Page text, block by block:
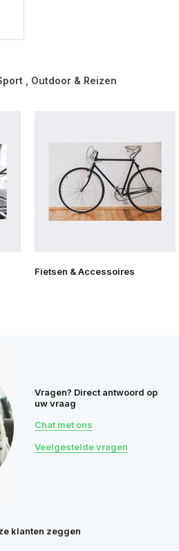
, Outdoor & Reizen
Fietsen & Accessoires
Vragen? Direct antwoord op
uw vraag
Chat met ons
Veelgestelde vragen
klanten zeggen